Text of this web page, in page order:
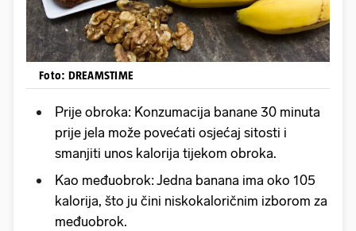
Foto: DREAMSTIME
Prije obroka: Konzumacija banane 30 minuta
prije jela može povećati osjećaj sitosti i
smanjiti unos kalorija tijekom obroka.
Kao međuobrok: Jedna banana ima oko 105
kalorija, što ju čini niskokaloričnim izborom za
međuobrok.